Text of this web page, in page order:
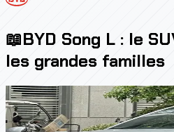
📖BYD Song L : le
les grandes familles